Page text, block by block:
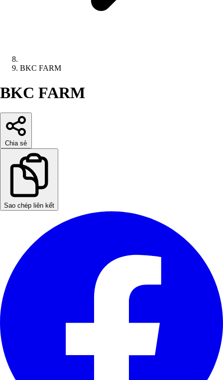
BKC FARM
BKC FARM
Chia sẻ
Sao chép liên kết